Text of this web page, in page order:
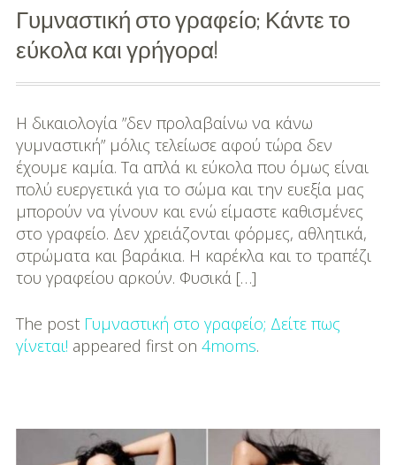
βάρος;
Γυμναστική στο γραφείο; Κάντε το
εύκολα και γρήγορα!
Η δικαιολογία ”δεν προλαβαίνω να κάνω
γυμναστική” μόλις τελείωσε αφού τώρα δεν
έχουμε καμία. Τα απλά κι εύκολα που όμως είναι
πολύ ευεργετικά για το σώμα και την ευεξία μας
μπορούν να γίνουν και ενώ είμαστε καθισμένες
στο γραφείο. Δεν χρειάζονται φόρμες, αθλητικά,
στρώματα και βαράκια. Η καρέκλα και το τραπέζι
του γραφείου αρκούν. Φυσικά […]
The post Γυμναστική στο γραφείο; Δείτε πως
γίνεται! appeared first on 4moms.